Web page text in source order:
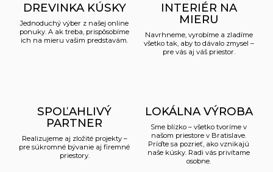
DREVINKA KÚSKY
Jednoduchý výber z našej online
ponuky. A ak treba, prispôsobíme
ich na mieru vašim predstavám.
INTERIÉR NA
MIERU
Navrhneme, vyrobíme a zladíme
všetko tak, aby to dávalo zmysel –
pre vás aj váš priestor.
SPOĽAHLIVÝ
PARTNER
Realizujeme aj zložité projekty –
pre súkromné bývanie aj firemné
priestory.
LOKÁLNA VÝROBA
Sme blízko – všetko tvoríme v
našom priestore v Bratislave.
Príďte sa pozrieť, ako vznikajú
naše kúsky. Radi vás privítame
osobne.